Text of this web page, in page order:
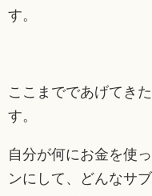
す。
ここまでであげてき
す。
自分が何にお金を使
ンにして、どんなサ